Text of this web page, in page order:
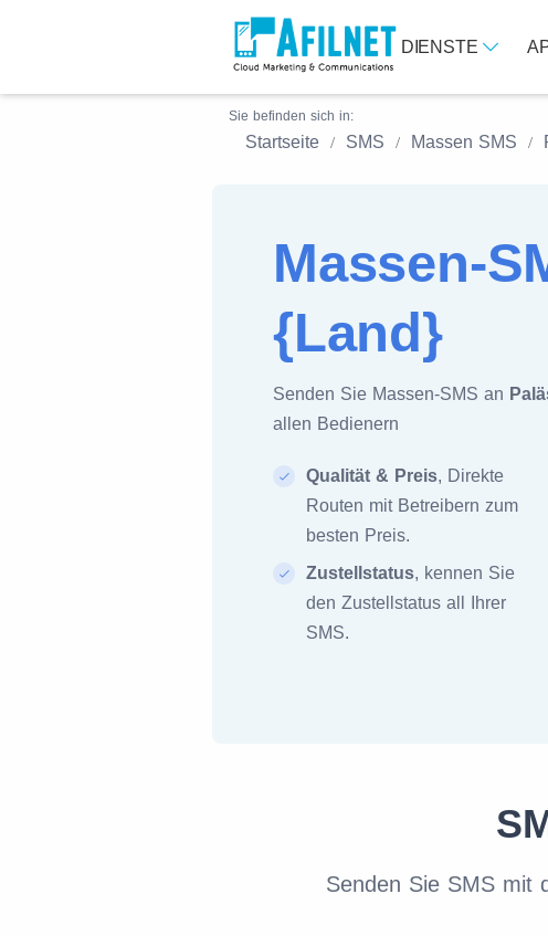
DIENSTE
Sie befinden sich in:
Startseite SMS Massen SMS
Massen-
{Land}
Senden Sie Massen-SMS an
allen Bedienern
Qualität & Preis, Direkte
Routen mit Betreibern zum
besten Preis.
Zustellstatus, kennen Sie
den Zustellstatus all Ihrer
SMS.
Senden Sie SMS mit